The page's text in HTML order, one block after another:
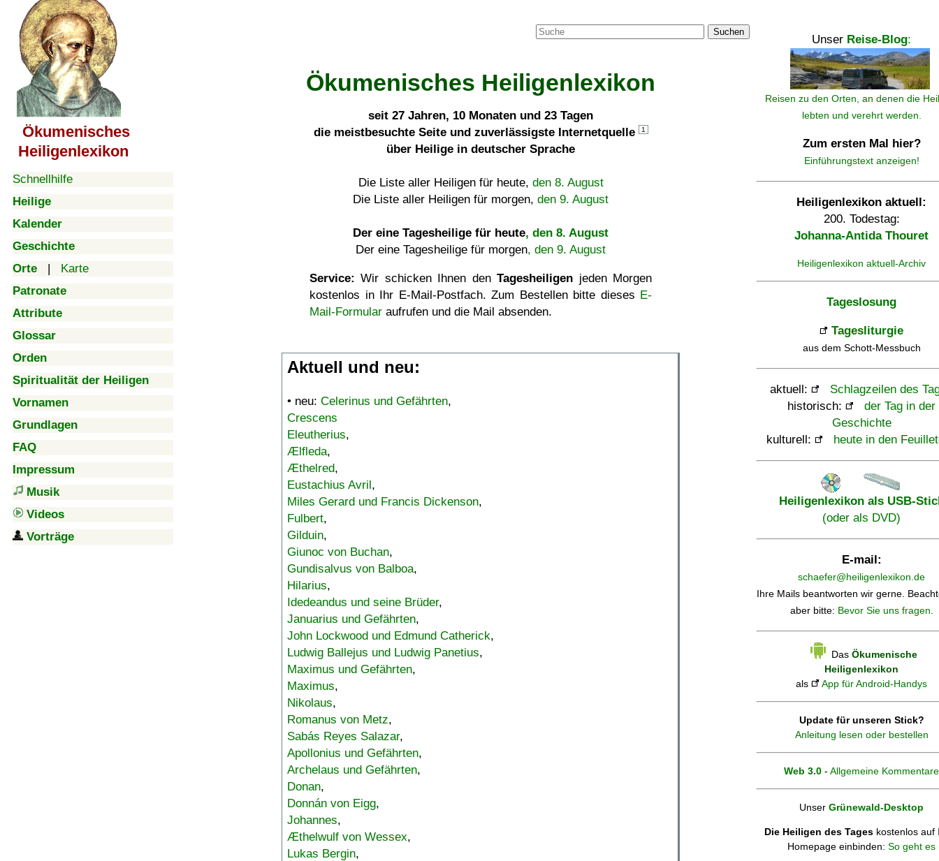
Ökumenisches
Heiligenlexikon
Schnellhilfe
Heilige
Kalender
Geschichte
Orte | Karte
Patronate
Attribute
Glossar
Orden
Spiritualität der Heiligen
Vornamen
Grundlagen
FAQ
Impressum
Musik
Videos
Vorträge
Suchen
Ökumenisches Heiligenlexikon
seit 27 Jahren, 10 Monaten und 23 Tagen
die meistbesuchte Seite und zuverlässigste Internetquelle
1
über Heilige in deutscher Sprache
Die Liste aller Heiligen für heute, den 8. August
Die Liste aller Heiligen für morgen, den 9. August
Der eine Tagesheilige für heute, den 8. August
Der eine Tagesheilige für morgen, den 9. August
Service: Wir schicken Ihnen denTagesheiligen jeden Morgen
kostenlos in Ihr E-Mail-Postfach. Zum Bestellen bitte dieses E-
Mail-Formular aufrufen und die Mail absenden.
Aktuell und neu:
• neu: Celerinus und Gefährten,
Crescens
Eleutherius,
Ælfleda,
Æthelred,
Eustachius Avril,
Miles Gerard und Francis Dickenson,
Fulbert,
Gilduin,
Giunoc von Buchan,
Gundisalvus von Balboa,
Hilarius,
Idedeandus und seine Brüder,
Januarius und Gefährten,
John Lockwood und Edmund Catherick,
Ludwig Ballejus und Ludwig Panetius,
Maximus und Gefährten,
Maximus,
Nikolaus,
Romanus von Metz,
Sabás Reyes Salazar,
Apollonius und Gefährten,
Archelaus und Gefährten,
Donan,
Donnán von Eigg,
Johannes,
Æthelwulf von Wessex,
Lukas Bergin,
Unser Reise-Blog:
Reisen zu den Orten, an denen die
lebten und verehrt werden.
Zum ersten Mal hier?
Einführungstext anzeigen!
Heiligenlexikon aktuell:
200. Todestag:
Johanna-Antida Thouret
Heiligenlexikon aktuell-Archiv
Tageslosung
Tagesliturgie
aus dem Schott-Messbuch
aktuell:
Schlagzeilen des
historisch:
der Tag in der
Geschichte
kulturell:
heute in den
Heiligenlexikon als USB-
(oder als DVD)
E-mail:
schaefer@heiligenlexikon.de
Ihre Mails beantworten wir gerne.
aber bitte: Bevor Sie uns fragen.
Das Ökumenische
Heiligenlexikon
als
App für Android-Handys
Update für unseren Stick?
Anleitung lesen oder bestellen
Web 3.0 - Allgemeine Kommentare
Unser Grünewald-Desktop
Die Heiligen des Tages kostenlos auf
Homepage einbinden: So geht es